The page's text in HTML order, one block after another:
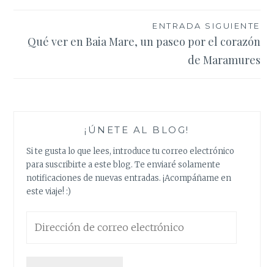
ENTRADA SIGUIENTE
Qué ver en Baia Mare, un paseo por el corazón
de Maramures
¡ÚNETE AL BLOG!
Si te gusta lo que lees, introduce tu correo electrónico
para suscribirte a este blog. Te enviaré solamente
notificaciones de nuevas entradas. ¡Acompáñame en
este viaje! :)
de